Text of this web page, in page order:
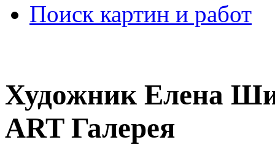
Поиск картин и работ
Художник Елена
ART Галерея